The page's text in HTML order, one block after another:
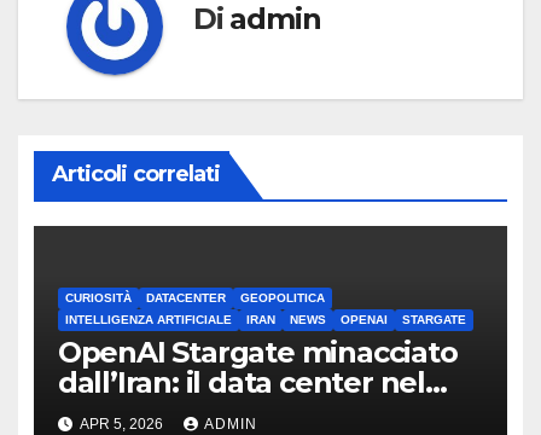
Di admin
Articoli correlati
CURIOSITÀ DATACENTER
GEOPOLITICA
INTELLIGENZA ARTIFICIALE
IRAN NEWS OPENAI STARGATE
OpenAI Stargate minacciato
dall’Iran: il data center nel
mirino
APR 5, 2026 ADMIN